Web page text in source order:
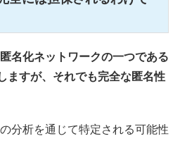
匿名化ネットワークの一つである
ますが、それでも完全な匿名性
分析を通じて特定される可能性